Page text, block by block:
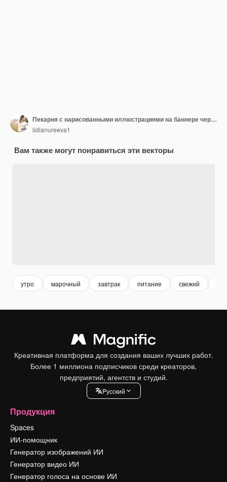
Пекарня с нарисованными иллюстрациями на баннере черно-белый бежевый кофе булочки бобы хлеб капучино чашка круассан хлеб вафли багет кафе утренний завтрак выпечка
lidianureeva1
Вам также могут понравиться эти векторы
утро марочный завтрак питание свежий
Креативная платформа для создания ваших лучших работ.
Более 1 миллиона подписчиков среди креаторов,
предприятий, агентств и студий.
Pусский
Продукция
Spaces
ИИ-помощник
Генератор изображений ИИ
Генератор видео ИИ
Генератор голоса на основе ИИ